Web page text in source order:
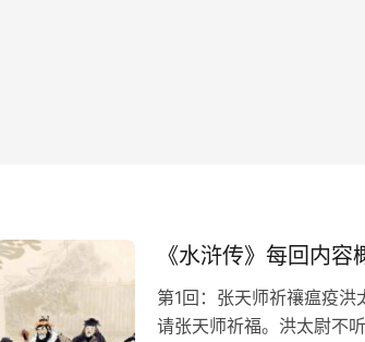
《水浒传》每回内容
第1回：张天师祈禳瘟疫
请张天师祈福。洪太尉不